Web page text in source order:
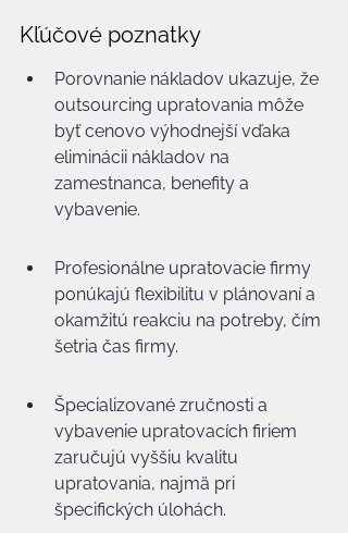
Kľúčové poznatky
Porovnanie nákladov ukazuje, že
outsourcing upratovania môže
byť cenovo výhodnejší vďaka
eliminácii nákladov na
zamestnanca, benefity a
vybavenie.
Profesionálne upratovacie firmy
ponúkajú flexibilitu v plánovaní a
okamžitú reakciu na potreby, čím
šetria čas firmy.
Špecializované zručnosti a
vybavenie upratovacích firiem
zaručujú vyššiu kvalitu
upratovania, najmä pri
špecifických úlohách.